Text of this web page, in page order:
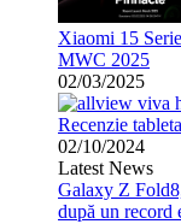
Xiaomi 15
MWC 2025
02/03/2025
Recenzie
02/10/2024
Latest News
Galaxy Z
după un record